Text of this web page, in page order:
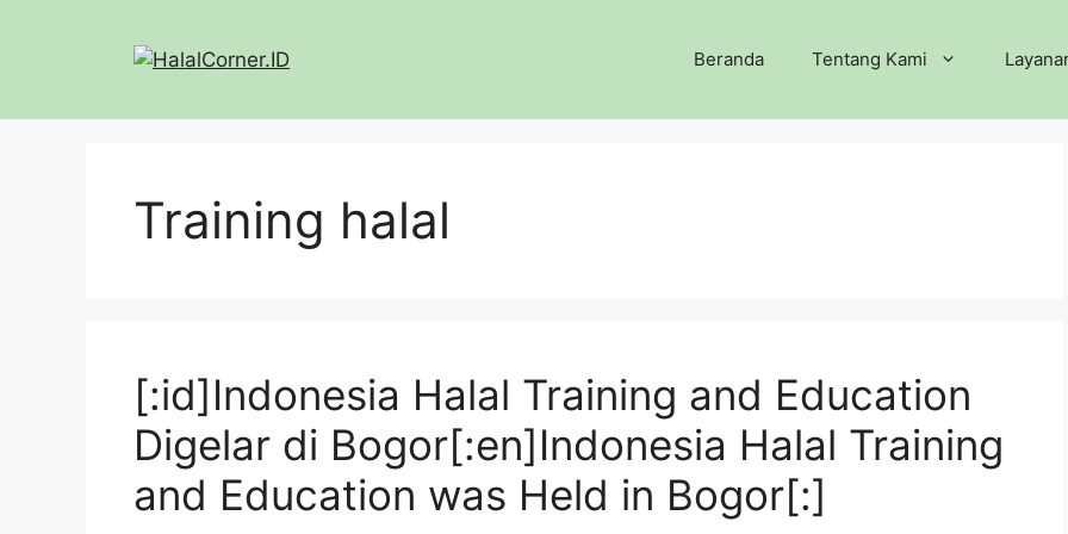
Beranda Tentang Kami
Training halal
[:id]Indonesia Halal Training and Education
Digelar di Bogor[:en]Indonesia Halal Training
and Education was Held in Bogor[:]